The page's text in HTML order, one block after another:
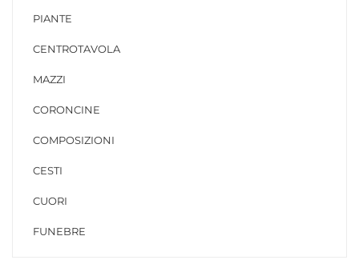
PIANTE
CENTROTAVOLA
MAZZI
CORONCINE
COMPOSIZIONI
CESTI
CUORI
FUNEBRE